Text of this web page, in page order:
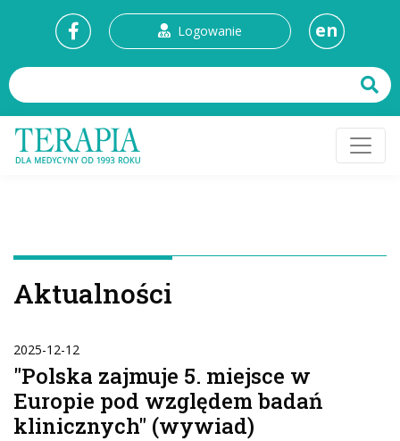
Logowanie en
Aktualności
2025-12-12
"Polska zajmuje 5. miejsce w
Europie pod względem badań
klinicznych" (wywiad)